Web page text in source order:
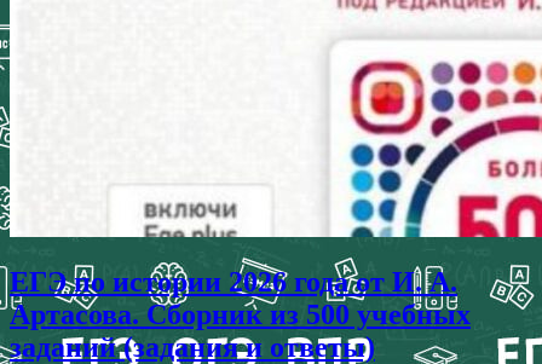
ЕГЭ по истории 2026 года от И. А.
Артасова. Сборник из 500 учебных
заданий (задания и ответы)